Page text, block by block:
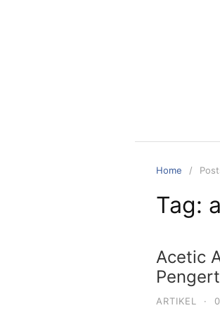
Home
Tag:
Acetic
ARTIKEL ·